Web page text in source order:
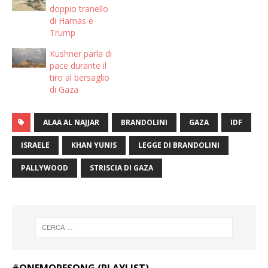
doppio tranello
di Hamas e
Trump
Kushner parla di
pace durante il
tiro al bersaglio
di Gaza
ALAA AL NAJJAR BRANDOLINI GAZA IDF
ISRAELE KHAN YUNIS LEGGE DI BRANDOLINI
PALLYWOOD STRISCIA DI GAZA